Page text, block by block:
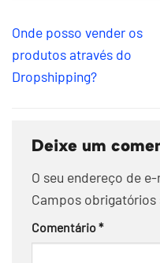
Onde posso vender os
produtos através do
Dropshipping?
Deixe um
O seu endereço de
Campos
Comentário*